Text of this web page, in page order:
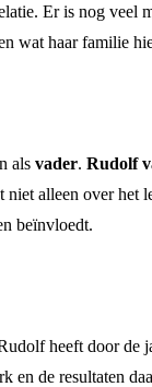
Er is nog
wat haar familie
als vader. Rudolf
alleen over
beïnvloedt.
heeft door de
en de resultaten